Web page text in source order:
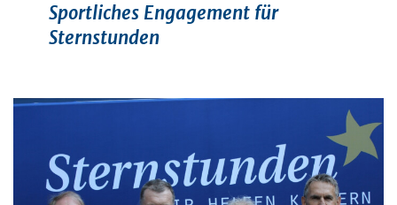
Sportliches Engagement für
Sternstunden